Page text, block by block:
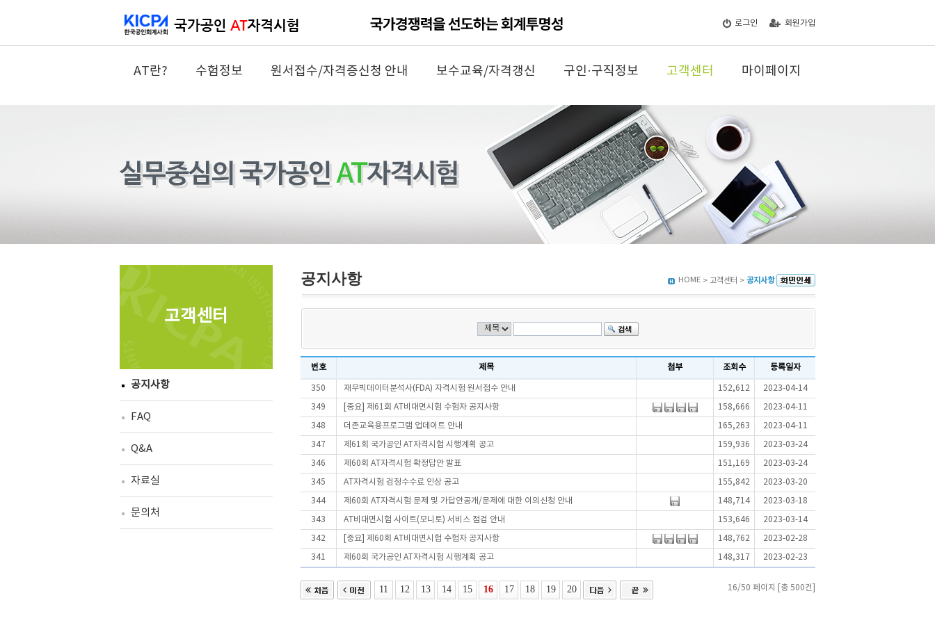
로그인 회원가입
AT란? 수험정보 원서접수/자격증신청 안내 보수교육/자격갱신 구인·구직정보 고객센터 마이페이지
고객센터
공지사항
FAQ
Q&A
자료실
문의처
공지사항 HOME > 고객센터 > 공지사항
번호 제목 첨부 조회수 등록일자
350 재무빅데이터분석사(FDA) 자격시험 원서접수 안내 152,612 2023-04-14
349 [중요] 제61회 AT비대면시험 수험자 공지사항 158,666 2023-04-11
348 더존교육용프로그램 업데이트 안내 165,263 2023-04-11
347 제61회 국가공인 AT자격시험 시행계획 공고 159,936 2023-03-24
346 제60회 AT자격시험 확정답안 발표 151,169 2023-03-24
345 AT자격시험 검정수수료 인상 공고 155,842 2023-03-20
344 제60회 AT자격시험 문제 및 가답안공개/문제에 대한 이의신청 안내 148,714 2023-03-18
343 AT비대면시험 사이트(모니토) 서비스 점검 안내 153,646 2023-03-14
342 [중요] 제60회 AT비대면시험 수험자 공지사항 148,762 2023-02-28
341 제60회 국가공인 AT자격시험 시행계획 공고 148,317 2023-02-23
11 12 13 14 15 16 17 18 19 20 16/50 페이지 [총 500건]